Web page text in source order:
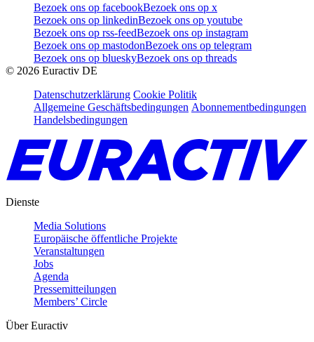
Bezoek ons op facebookBezoek ons op x
Bezoek ons op linkedinBezoek ons op youtube
Bezoek ons op rss-feedBezoek ons op instagram
Bezoek ons op mastodonBezoek ons op telegram
Bezoek ons op blueskyBezoek ons op threads
© 2026 Euractiv DE
Datenschutzerklärung Cookie Politik
Allgemeine Geschäftsbedingungen Abonnementbedingungen
Handelsbedingungen
Dienste
Media Solutions
Europäische öffentliche Projekte
Veranstaltungen
Jobs
Agenda
Pressemitteilungen
Members’ Circle
Über Euractiv